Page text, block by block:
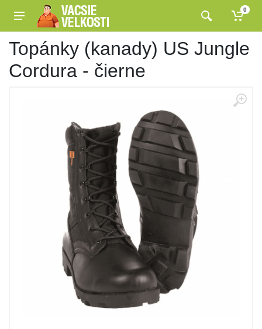
0
Topánky (kanady) US Jungle
Cordura - čierne